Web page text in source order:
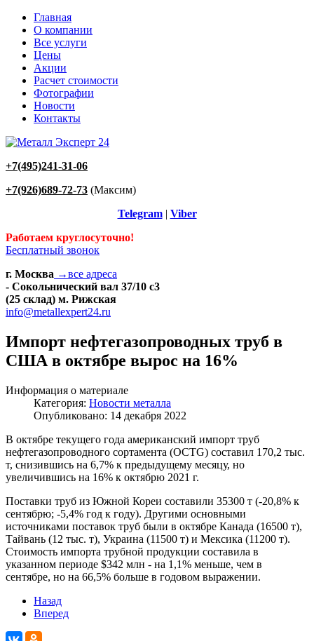
Главная
О компании
Все услуги
Цены
Акции
Расчет стоимости
Фотографии
Новости
Контакты
+7(495)241-31-06
+7(926)689-72-73 (Максим)
Telegram| Viber
Работаем круглосуточно!
Бесплатный звонок
г. Москва →все адреса
- Сокольнический вал 37/10 с3
(25 склад) м. Рижская
info@metallexpert24.ru
Импорт нефтегазопроводных труб в
США в октябре вырос на 16%
Информация о материале
Категория: Новости металла
Опубликовано: 14 декабря 2022
В октябре текущего года американский импорт труб
нефтегазопроводного сортамента (OCTG) составил 170,2 тыс.
т, снизившись на 6,7% к предыдущему месяцу, но
увеличившись на 16% к октябрю 2021 г.
Поставки труб из Южной Кореи составили 35300 т (-20,8% к
сентябрю; -5,4% год к году). Другими основными
источниками поставок труб были в октябре Канада (16500 т),
Тайвань (12 тыс. т), Украина (11500 т) и Мексика (11200 т).
Стоимость импорта трубной продукции составила в
указанном периоде $342 млн - на 1,1% меньше, чем в
сентябре, но на 66,5% больше в годовом выражении.
Назад
Вперед